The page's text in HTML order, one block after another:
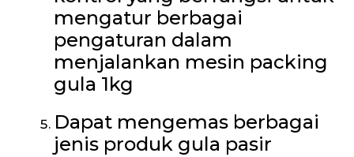
mengatur berbagai
pengaturan dalam
menjalankan mesin packing
gula 1kg
Dapat mengemas berbagai
jenis produk gula pasir